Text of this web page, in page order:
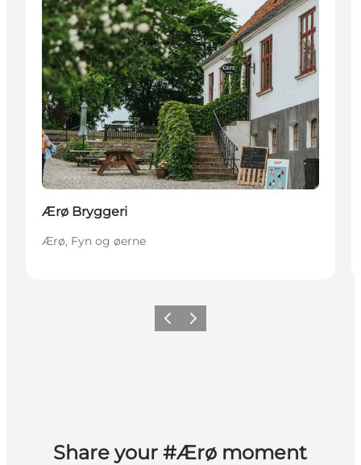
Ærø Bryggeri
Ærø, Fyn og øerne
ForrigeNæste
Share your #Ærø moment